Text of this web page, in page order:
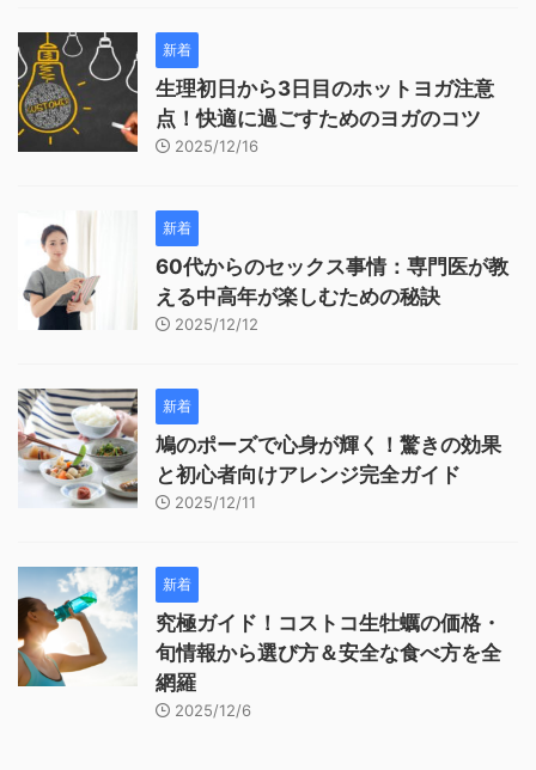
新着
生理初日から3日目のホットヨガ注意
点！快適に過ごすためのヨガのコツ
2025/12/16
新着
60代からのセックス事情：専門医が教
える中高年が楽しむための秘訣
2025/12/12
新着
鳩のポーズで心身が輝く！驚きの効果
と初心者向けアレンジ完全ガイド
2025/12/11
新着
究極ガイド！コストコ生牡蠣の価格・
旬情報から選び方＆安全な食べ方を全
網羅
2025/12/6